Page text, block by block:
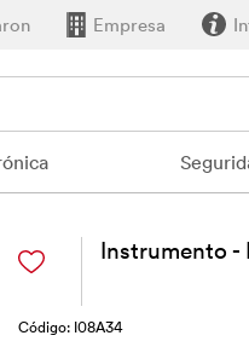
Empresa
Instrumento -
Código: I08A34